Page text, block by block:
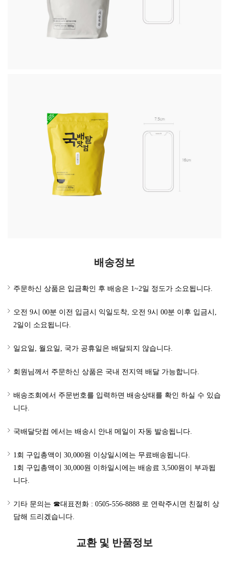
배송정보
주문하신 상품은 입금확인 후 배송은 1~2일 정도가 소요됩니다.
오전 9시 00분 이전 입금시 익일도착, 오전 9시 00분 이후 입금시,
2일이 소요됩니다.
일요일, 월요일, 국가 공휴일은 배달되지 않습니다.
회원님께서 주문하신 상품은 국내 전지역 배달 가능합니다.
배송조회에서 주문번호를 입력하면 배송상태를 확인 하실 수 있습
니다.
국배달닷컴 에서는 배송시 안내 메일이 자동 발송됩니다.
1회 구입총액이 30,000원 이상일시에는 무료배송됩니다.
1회 구입총액이 30,000원 이하일시에는 배송료 3,500원이 부과됩
니다.
기타 문의는 ☎대표전화 : 0505-556-8888 로 연락주시면 친절히 상
담해 드리겠습니다.
교환 및 반품정보